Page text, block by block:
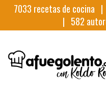
7033 recetas de cocina |
| 582